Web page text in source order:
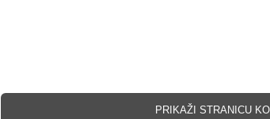
PRIKAŽI STRANICU